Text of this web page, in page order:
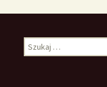
Szukaj: